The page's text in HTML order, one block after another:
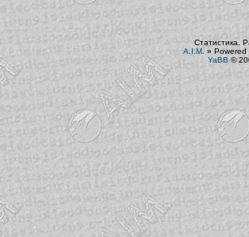
Статистика.
A.I.M. » Powered
YaBB ©